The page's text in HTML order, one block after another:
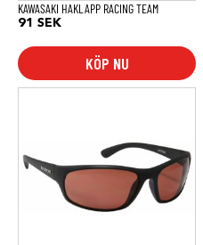
KAWASAKI HAKLAPP RACING TEAM
91 SEK
KÖP NU